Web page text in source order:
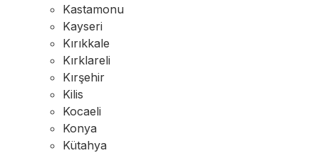
Kastamonu
Kayseri
Kırıkkale
Kırklareli
Kırşehir
Kilis
Kocaeli
Konya
Kütahya